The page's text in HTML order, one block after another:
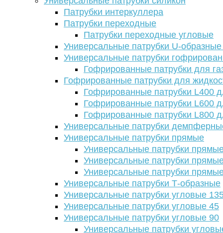
Патрубки интеркуллера
Патрубки переходные
Патрубки переходные угловые
Универсальные патрубки U-
Универсальные патрубки
Гофрированные патрубки для
Гофрированные патрубки для
Гофрированные патрубки L400
Гофрированные патрубки L600
Гофрированные патрубки L800
Универсальные патрубки
Универсальные патрубки прямые
Универсальные патрубки
Универсальные патрубки
Универсальные патрубки
Универсальные патрубки Т-образные
Универсальные патрубки угловые
Универсальные патрубки угловые 45
Универсальные патрубки угловые 90
Универсальные патрубки